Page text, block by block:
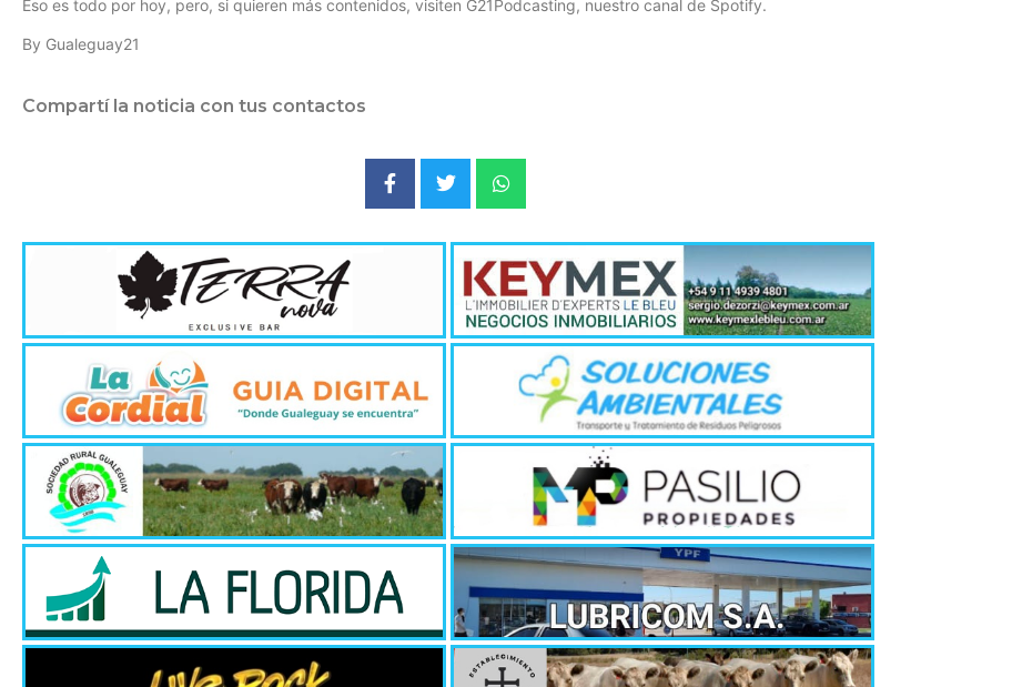
Eso es todo por hoy, pero, si quieren más contenidos, visiten G21Podcasting, nuestro canal de Spotify.
By Gualeguay21
Compartí la noticia con tus contactos